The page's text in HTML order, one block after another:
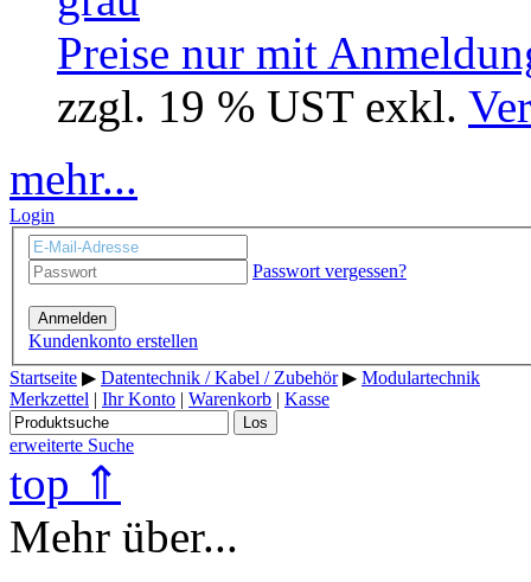
Preise nur mit
zzgl. 19 % UST exkl.
mehr...
Login
Passwort vergessen?
Anmelden
Kundenkonto erstellen
Startseite ▶ Datentechnik / Kabel / Zubehör▶ Modulartechnik
Merkzettel | Ihr Konto | Warenkorb | Kasse
Los
erweiterte Suche
top ⇑
Mehr über...